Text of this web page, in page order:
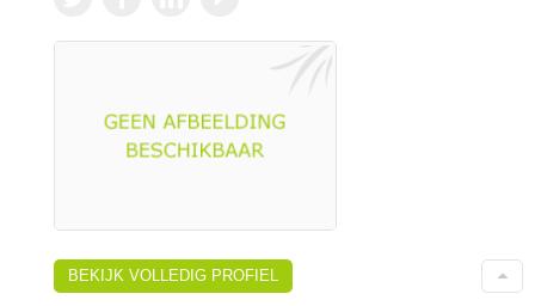
BEKIJK VOLLEDIG PROFIEL